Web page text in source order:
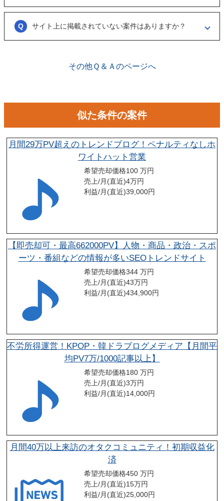
ございません。まずは、商談でどのような事業なのかを確認する目的も
あるため、気軽に商談申し込みを行ってください。
サイト上に掲載されていない案件はありますか？
その他Ｑ＆Ａのページへ
似た条件の案件
月間29万PV超えのトレンドブログ！ペナルティなしホ
ワイトハット営業
希望売却価格100 万円
売上/月(直近)4万円
利益/月(直近)39,000円
【即売却可・最高662000PV】人物・商品・政治・スポ
ーツ・番組などの情報が多いSEOトレンドサイト
希望売却価格344 万円
売上/月(直近)43万円
利益/月(直近)434,900円
不労所得運営！KPOP・韓ドラブログメディア【月間平
均PV7万/1000記事以上】
希望売却価格180 万円
売上/月(直近)3万円
利益/月(直近)14,000円
月間40万以上来訪のオタクコミュニティ！初期収益化
済
希望売却価格450 万円
売上/月(直近)15万円
利益/月(直近)25,000円